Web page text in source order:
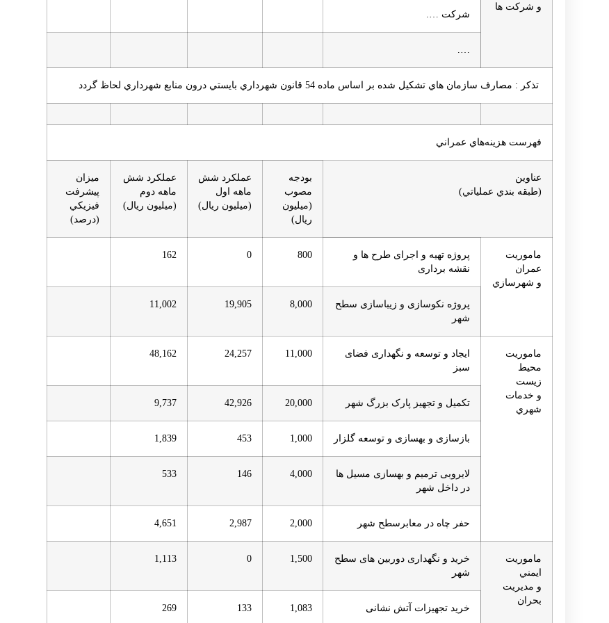
و شركت ها
شركت ….
….
تذكر : مصارف سازمان هاي تشكيل شده بر اساس ماده 54 قانون شهرداري بايستي درون منابع شهرداري لحاظ گردد
فهرست هزينه‌هاي عمراني
عناوين
(طبقه بندي عملياتي)
بودجه
مصوب
(ميليون
ريال)
عملكرد شش
ماهه اول
(ميليون ريال)
عملكرد شش
ماهه دوم
(ميليون ريال)
ميزان
پيشرفت
فيزيكي
(درصد)
ماموريت
عمران
و شهرسازي
پروژه تهیه و اجرای طرح ها و
نقشه برداری
800
0
162
پروژه نکوسازی و زیباسازی سطح
شهر
8,000
19,905
11,002
ماموريت
محيط
زيست
و خدمات
شهري
ایجاد و توسعه و نگهداری فضای
سبز
11,000
24,257
48,162
تکمیل و تجهیز پارک بزرگ شهر 20,000
42,926
9,737
بازسازی و بهسازی و توسعه گلزار 1,000
453
1,839
لایروبی ترمیم و بهسازی مسیل ها
در داخل شهر
4,000
146
533
حفر چاه در معابرسطح شهر 2,000
2,987
4,651
ماموريت
ايمني
و مديريت
بحران
خرید و نگهداری دوربین های سطح
شهر
1,500
0
1,113
خرید تجهیزات آتش نشانی 1,083
133
269